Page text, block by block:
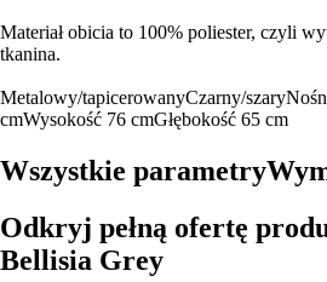
Materiał obicia to 100% poliester, czyli
tkanina.
Metalowy/tapicerowanyCzarny/szary
cmWysokość 76 cmGłębokość 65 cm
Wszystkie parametry
Odkryj pełną ofertę
Bellisia Grey